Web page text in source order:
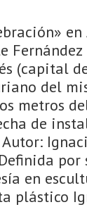
en
Fernández
(capital
del
metros
de
por
en
plástico